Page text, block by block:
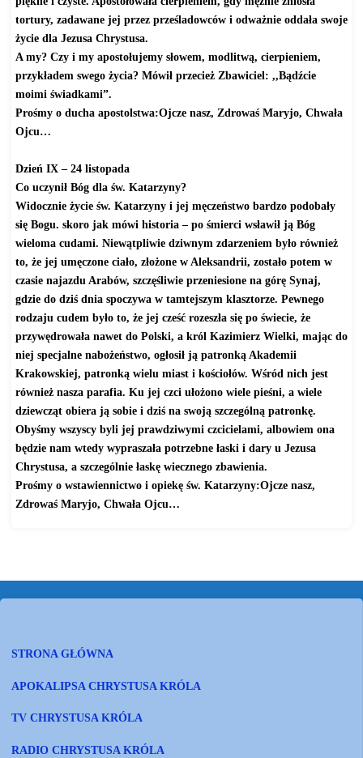
tortury, zadawane jej przez prześladowców i odważnie oddała swoje
życie dla Jezusa Chrystusa.
A my? Czy i my apostołujemy słowem, modlitwą, cierpieniem,
przykładem swego życia? Mówił przecież Zbawiciel: ,,Bądźcie
moimi świadkami”.
Prośmy o ducha apostolstwa:Ojcze nasz, Zdrowaś Maryjo, Chwała
Ojcu…
Dzień IX – 24 listopada
Co uczynił Bóg dla św. Katarzyny?
Widocznie życie św. Katarzyny i jej męczeństwo bardzo podobały
się Bogu. skoro jak mówi historia – po śmierci wsławił ją Bóg
wieloma cudami. Niewątpliwie dziwnym zdarzeniem było również
to, że jej umęczone ciało, złożone w Aleksandrii, zostało potem w
czasie najazdu Arabów, szczęśliwie przeniesione na górę Synaj,
gdzie do dziś dnia spoczywa w tamtejszym klasztorze. Pewnego
rodzaju cudem było to, że jej cześć rozeszła się po świecie, że
przywędrowała nawet do Polski, a król Kazimierz Wielki, mając do
niej specjalne nabożeństwo, ogłosił ją patronką Akademii
Krakowskiej, patronką wielu miast i kościołów. Wśród nich jest
również nasza parafia. Ku jej czci ułożono wiele pieśni, a wiele
dziewcząt obiera ją sobie i dziś na swoją szczególną patronkę.
Obyśmy wszyscy byli jej prawdziwymi czcicielami, albowiem ona
będzie nam wtedy wypraszała potrzebne łaski i dary u Jezusa
Chrystusa, a szczególnie łaskę wiecznego zbawienia.
Prośmy o wstawiennictwo i opiekę św. Katarzyny:Ojcze nasz,
Zdrowaś Maryjo, Chwała Ojcu…
STRONA GŁÓWNA
APOKALIPSA CHRYSTUSA KRÓLA
TV CHRYSTUSA KRÓLA
RADIO CHRYSTUSA KRÓLA